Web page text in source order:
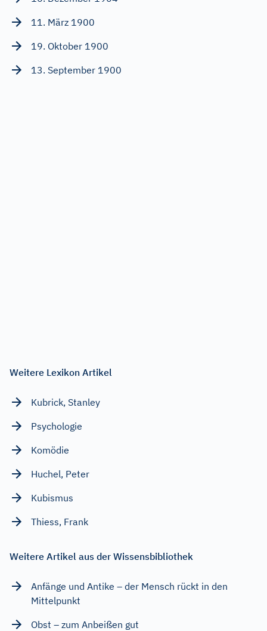
11. März 1900
19. Oktober 1900
13. September 1900
Weitere Lexikon Artikel
Kubrick, Stanley
Psychologie
Komödie
Huchel, Peter
Kubismus
Thiess, Frank
Weitere Artikel aus der Wissensbibliothek
Anfänge und Antike – der Mensch rückt in den
Mittelpunkt
Obst – zum Anbeißen gut